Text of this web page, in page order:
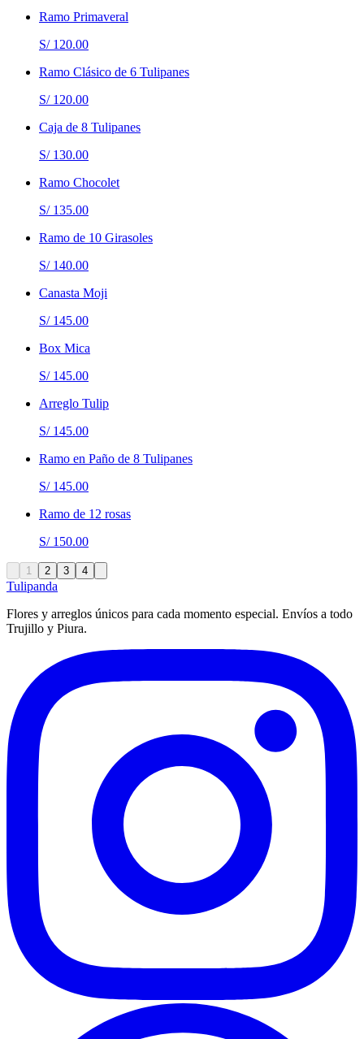
Ramo Primaveral
S/ 120.00
Ramo Clásico de 6 Tulipanes
S/ 120.00
Caja de 8 Tulipanes
S/ 130.00
Ramo Chocolet
S/ 135.00
Ramo de 10 Girasoles
S/ 140.00
Canasta Moji
S/ 145.00
Box Mica
S/ 145.00
Arreglo Tulip
S/ 145.00
Ramo en Paño de 8 Tulipanes
S/ 145.00
Ramo de 12 rosas
S/ 150.00
1 2 3 4
Tulipanda
Flores y arreglos únicos para cada momento especial. Envíos a todo
Trujillo y Piura.